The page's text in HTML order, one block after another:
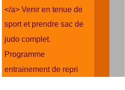
</a> Venir en tenue de
sport et prendre sac de
judo complet.
Programme
entrainement de repri